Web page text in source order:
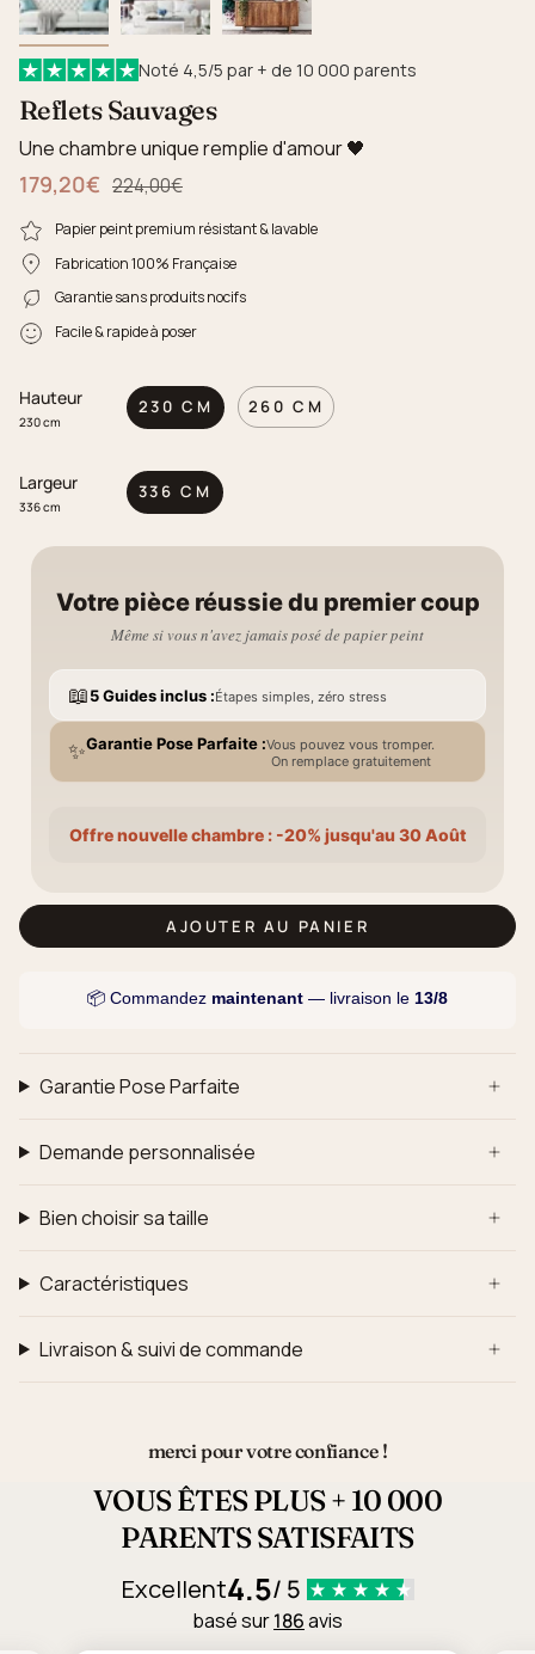
Noté 4,5/5 par + de 10 000 parents
Reflets Sauvages
Une chambre unique remplie d'amour 🖤
179,20€
Prix régulier224,00€
Papier peint premium résistant & lavable
Fabrication 100% Française
Garantie sans produits nocifs
Facile & rapide à poser
Hauteur
230 cm
230 CM 260 CM
Largeur
336 cm
336 CM
Votre pièce réussie du premier coup
Même si vous n'avez jamais posé de papier peint
📖5 Guides inclus :Étapes simples, zéro stress
✨Garantie Pose Parfaite :Vous pouvez vous tromper.
On remplace gratuitement
Offre nouvelle chambre : -20% jusqu'au 30 Août
AJOUTER AU PANIER
📦 Commandez maintenant — livraison le 13/8
Garantie Pose Parfaite
Demande personnalisée
Bien choisir sa taille
Caractéristiques
Livraison & suivi de commande
merci pour votre confiance !
VOUS ÊTES PLUS + 10 000
PARENTS SATISFAITS
Excellent4.5/ 5
basé sur186avis